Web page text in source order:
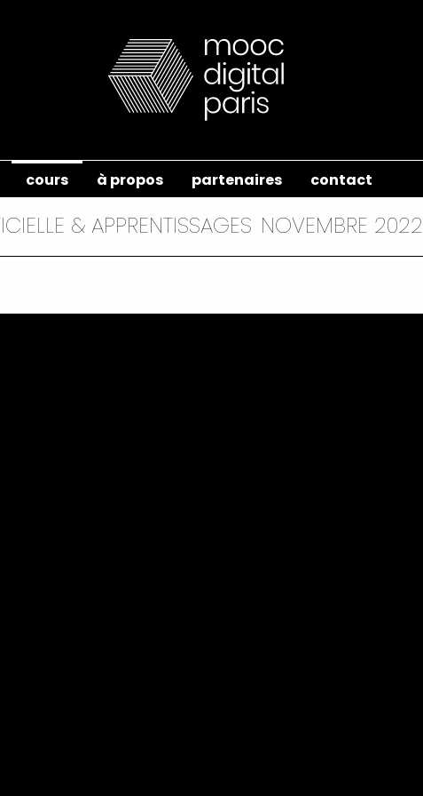
cours à propos partenaires contact
& APPRENTISSAGES NOVEMBRE 2022